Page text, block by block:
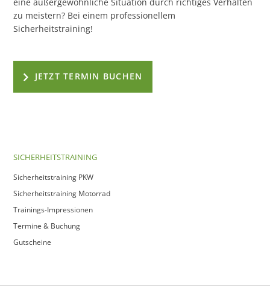
SICHERHEITSTRAINING
Sicherheitstraining PKW
Sicherheitstraining Motorrad
Trainings-Impressionen
Termine & Buchung
Gutscheine
zu meistern? Bei einem professionellem
Sicherheitstraining!
JETZT TERMIN BUCHEN